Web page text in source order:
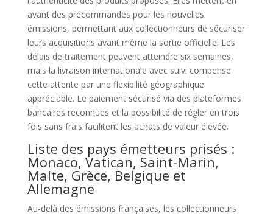
avant des précommandes pour les nouvelles
émissions, permettant aux collectionneurs de sécuriser
leurs acquisitions avant même la sortie officielle. Les
délais de traitement peuvent atteindre six semaines,
mais la livraison internationale avec suivi compense
cette attente par une flexibilité géographique
appréciable. Le paiement sécurisé via des plateformes
bancaires reconnues et la possibilité de régler en trois
fois sans frais facilitent les achats de valeur élevée.
Liste des pays émetteurs prisés :
Monaco, Vatican, Saint-Marin,
Malte, Grèce, Belgique et
Allemagne
Au-delà des émissions françaises, les collectionneurs